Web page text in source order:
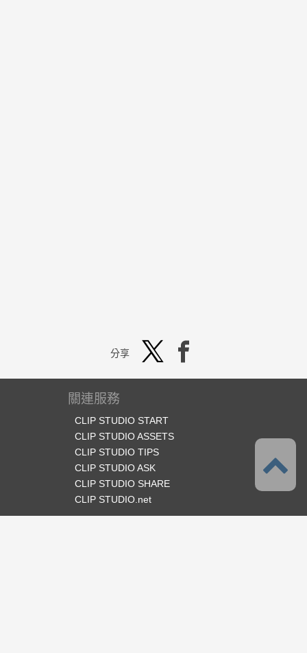
分享
關連服務
CLIP STUDIO START
CLIP STUDIO ASSETS
CLIP STUDIO TIPS
CLIP STUDIO ASK
CLIP STUDIO SHARE
CLIP STUDIO.net